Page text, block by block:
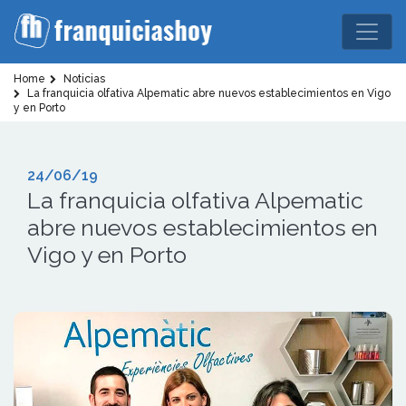
Home
Noticias
La franquicia olfativa Alpematic abre nuevos establecimientos en Vigo
y en Porto
24/06/19
La franquicia olfativa Alpematic
abre nuevos establecimientos en
Vigo y en Porto